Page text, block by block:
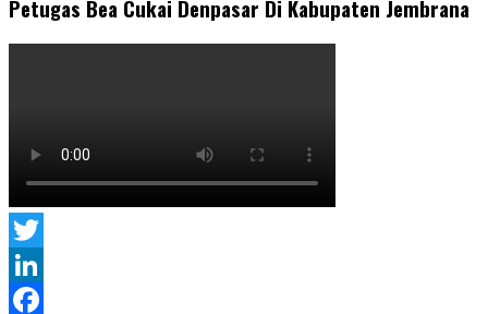
Petugas Bea Cukai Denpasar Di Kabupaten Jembrana
Twitter
LinkedIn